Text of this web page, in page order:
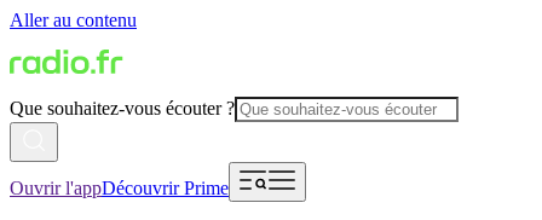
Aller au contenu
Que souhaitez-vous écouter ?
Ouvrir l'appDécouvrir Prime